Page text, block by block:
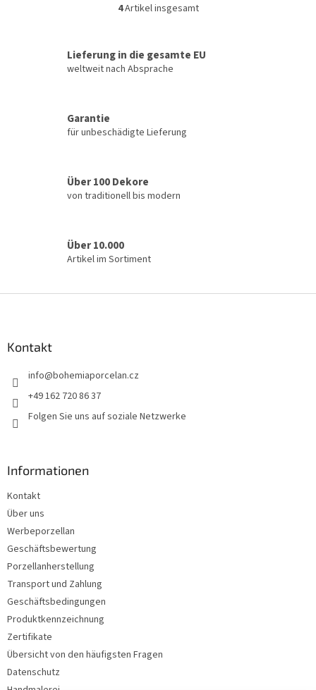
S
u
e
m
d
e
4Artikel insgesamt
Lieferung in die gesamte EU
weltweit nach Absprache
Garantie
für unbeschädigte Lieferung
Über 100 Dekore
von traditionell bis modern
Über 10.000
Artikel im Sortiment
Kontakt
info@bohemiaporcelan.cz
+49 162 720 86 37
Folgen Sie uns auf soziale Netzwerke
Informationen
Kontakt
Über uns
Werbeporzellan
Geschäftsbewertung
Porzellanherstellung
Transport und Zahlung
Geschäftsbedingungen
Produktkennzeichnung
Zertifikate
Übersicht von den häufigsten Fragen
Datenschutz